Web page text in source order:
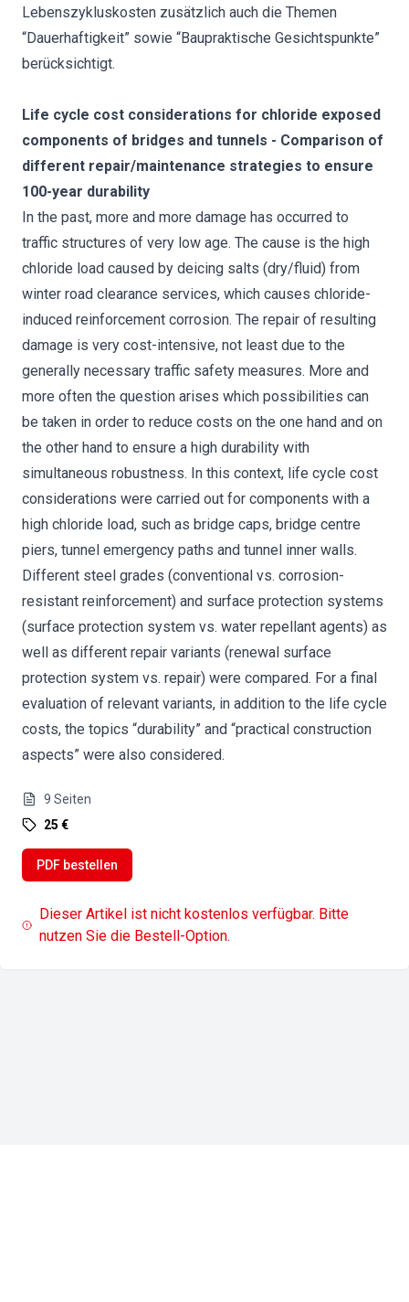
Lebenszykluskosten zusätzlich auch die Themen
“Dauerhaftigkeit” sowie “Baupraktische Gesichtspunkte”
berücksichtigt.
Life cycle cost considerations for chloride exposed
components of bridges and tunnels - Comparison of
different repair/maintenance strategies to ensure
100-year durability
In the past, more and more damage has occurred to
traffic structures of very low age. The cause is the high
chloride load caused by deicing salts (dry/fluid) from
winter road clearance services, which causes chloride-
induced reinforcement corrosion. The repair of resulting
damage is very cost-intensive, not least due to the
generally necessary traffic safety measures. More and
more often the question arises which possibilities can
be taken in order to reduce costs on the one hand and on
the other hand to ensure a high durability with
simultaneous robustness. In this context, life cycle cost
considerations were carried out for components with a
high chloride load, such as bridge caps, bridge centre
piers, tunnel emergency paths and tunnel inner walls.
Different steel grades (conventional vs. corrosion-
resistant reinforcement) and surface protection systems
(surface protection system vs. water repellant agents) as
well as different repair variants (renewal surface
protection system vs. repair) were compared. For a final
evaluation of relevant variants, in addition to the life cycle
costs, the topics “durability” and “practical construction
aspects” were also considered.
9 Seiten
25 €
PDF bestellen
Dieser Artikel ist nicht kostenlos verfügbar. Bitte
nutzen Sie die Bestell-Option.